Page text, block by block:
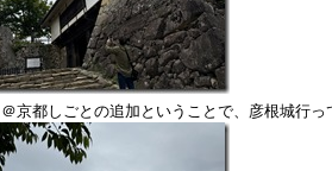
京都しごとの追加ということで、彦根城行っ